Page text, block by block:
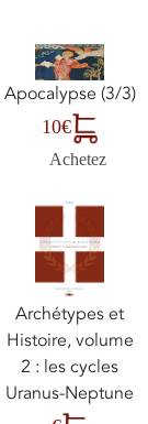
Apocalypse (3/3)
10€
Achetez
Archétypes et
Histoire, volume
2 : les cycles
Uranus-Neptune